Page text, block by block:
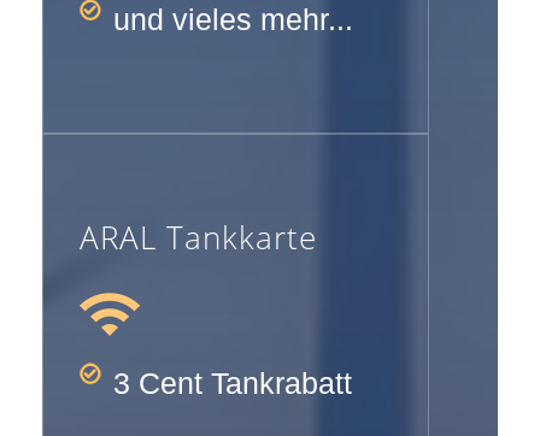
und vieles mehr...
ARAL Tankkarte
3 Cent Tankrabatt